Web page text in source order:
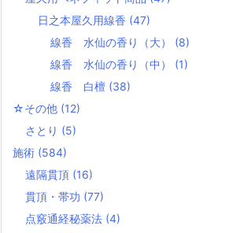
日之本屋久用線香 (47)
線香 水仙の香り（大） (8)
線香 水仙の香り（中） (1)
線香 白檀 (38)
☆その他 (12)
さとり (5)
施術 (584)
遠隔貫頂 (16)
貫頂・帯功 (77)
点竅通経秘薬法 (4)